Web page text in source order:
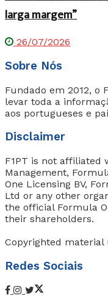
larga margem”
26/07/2026
Sobre Nós
Fundado em 2012, o
levar toda a
aos portugueses e
Disclaimer
F1PT is not affiliated
Management,
One Licensing BV,
Ltd or any other
the official Formula
their shareholders.
Copyrighted material
Redes Sociais